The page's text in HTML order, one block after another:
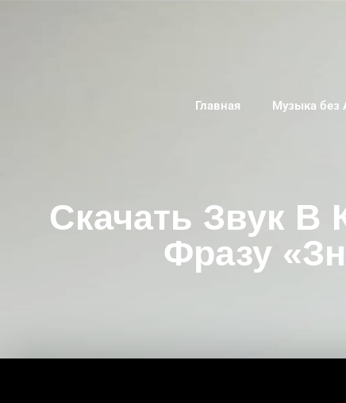
Главная Музыка без
Скачать Звук В
Фразу